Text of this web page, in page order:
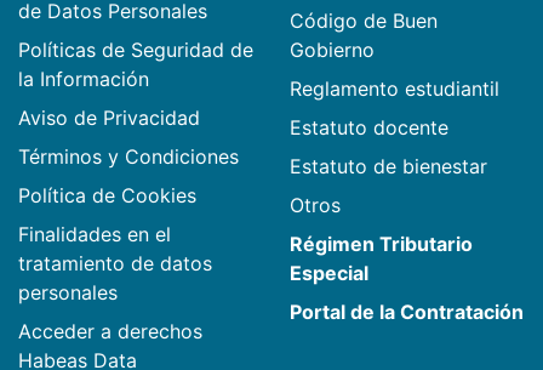
de Datos Personales
Políticas de Seguridad de
la Información
Aviso de Privacidad
Términos y Condiciones
Política de Cookies
Finalidades en el
tratamiento de datos
personales
Acceder a derechos
Habeas Data
Código de Buen
Gobierno
Reglamento estudiantil
Estatuto docente
Estatuto de bienestar
Otros
Régimen Tributario
Especial
Portal de la Contratación